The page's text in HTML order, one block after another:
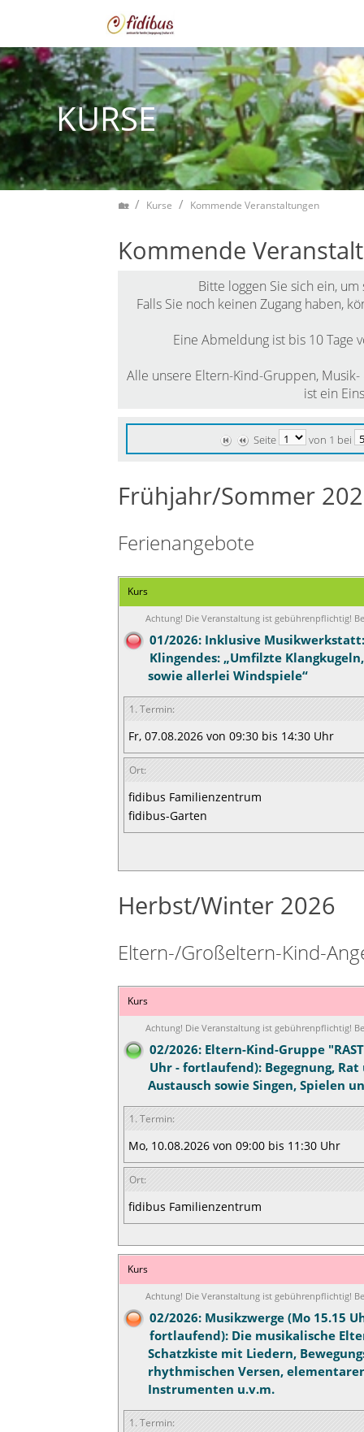
Zum Inhalt springen
KURSE
HomeKurse Kommende Veranstaltungen
Kommende
Bitte loggen Sie sich ein, um
Falls Sie noch keinen Zugang haben,
Eine Abmeldung ist bis 10 Tage
Alle unsere Eltern-Kind-Gruppen,
ist ein
Seite von 1 bei
Frühjahr/Sommer
Ferienangebote
Kurs
Achtung! Die Veranstaltung ist gebührenpflichtig!
01/2026: Inklusive
Klingendes: „Umfilzte
sowie allerlei Windspiele“
1. Termin:
Fr, 07.08.2026 von 09:30 bis 14:30 Uhr
Ort:
fidibus Familienzentrum
fidibus-Garten
Herbst/Winter 2026
Eltern-/Großeltern-Kind-
Kurs
Achtung! Die Veranstaltung ist gebührenpflichtig!
02/2026: Eltern-Kind-Gruppe
Uhr - fortlaufend): Begegnung, Rat
Austausch sowie Singen, Spielen
1. Termin:
Mo, 10.08.2026 von 09:00 bis 11:30 Uhr
Ort:
fidibus Familienzentrum
Kurs
Achtung! Die Veranstaltung ist gebührenpflichtig!
02/2026: Musikzwerge (Mo 15.15
fortlaufend): Die musikalische
Schatzkiste mit Liedern,
rhythmischen Versen,
Instrumenten u.v.m.
1. Termin: